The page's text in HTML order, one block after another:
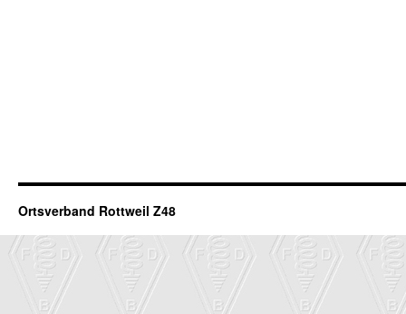
Ortsverband Rottweil Z48